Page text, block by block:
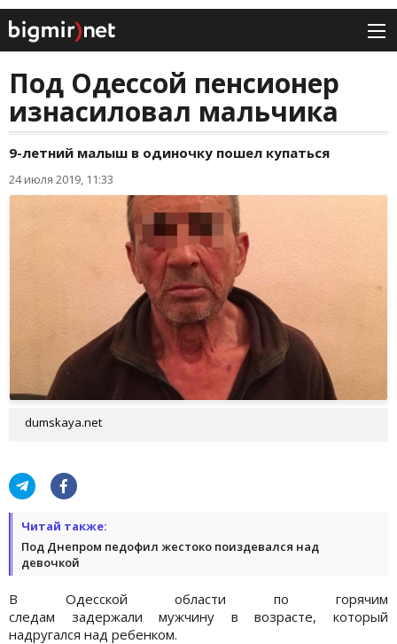
Под Одессой пенсионер
изнасиловал мальчика
9-летний малыш в одиночку пошел купаться
24 июля 2019, 11:33
dumskaya.net
Читай также:
Под Днепром педофил жестоко поиздевался над
девочкой
В Одесской области по горячим
следам задержали мужчину в возрасте, который
надругался над ребенком.